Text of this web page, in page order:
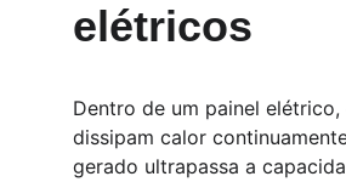
elétricos
Dentro de um painel elétrico,
dissipam calor
gerado ultrapassa a